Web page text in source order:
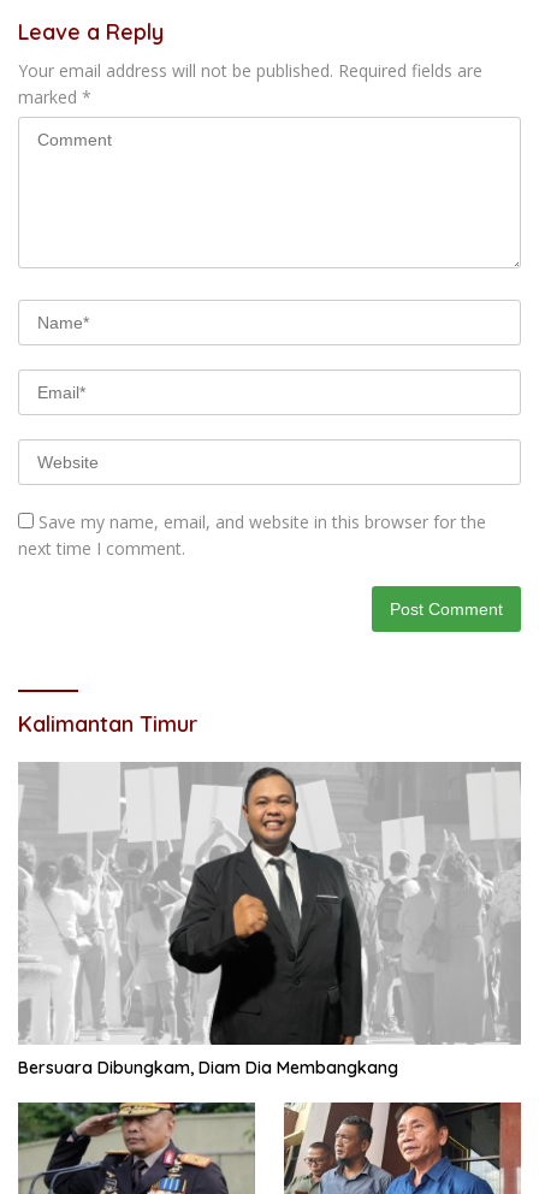
Leave a Reply
Your email address will not be published. Required fields are
marked *
Save my name, email, and website in this browser for the
next time I comment.
Kalimantan Timur
Bersuara Dibungkam, Diam Dia Membangkang